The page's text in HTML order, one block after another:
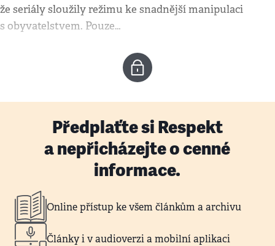
že seriály sloužily režimu ke snadnější manipulaci
s obyvatelstvem. Pouze…
Předplaťte si Respekt
a nepřicházejte o cenné
informace.
Online přístup ke všem článkům a archivu
Články i v audioverzi a mobilní aplikaci